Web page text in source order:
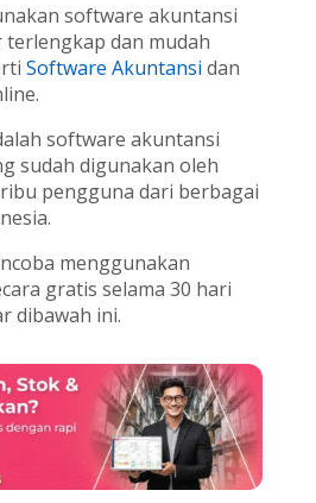
software akuntansi
dan mudah
Software Akuntansi dan
software akuntansi
sudah digunakan oleh
pengguna dari berbagai
menggunakan
gratis selama 30 hari
dibawah ini.